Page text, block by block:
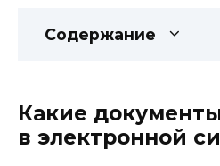
Содержание
Какие
в электронной